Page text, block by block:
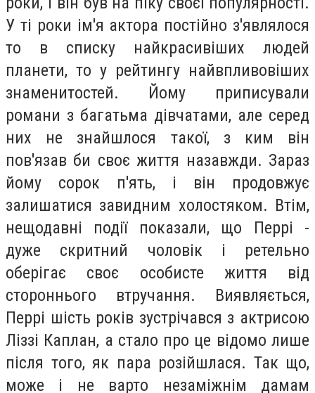
У ті роки ім'я актора постійно з'являлося
то в списку найкрасивіших людей
планети, то у рейтингу найвпливовіших
знаменитостей. Йому приписували
романи з багатьма дівчатами, але серед
них не знайшлося такої, з ким він
пов'язав би своє життя назавжди. Зараз
йому сорок п'ять, і він продовжує
залишатися завидним холостяком. Втім,
нещодавні події показали, що Перрі -
дуже скритний чоловік і ретельно
оберігає своє особисте життя від
стороннього втручання. Виявляється,
Перрі шість років зустрічався з актрисою
Ліззі Каплан, а стало про це відомо лише
після того, як пара розійшлася. Так що,
може і не варто незаміжнім дамам